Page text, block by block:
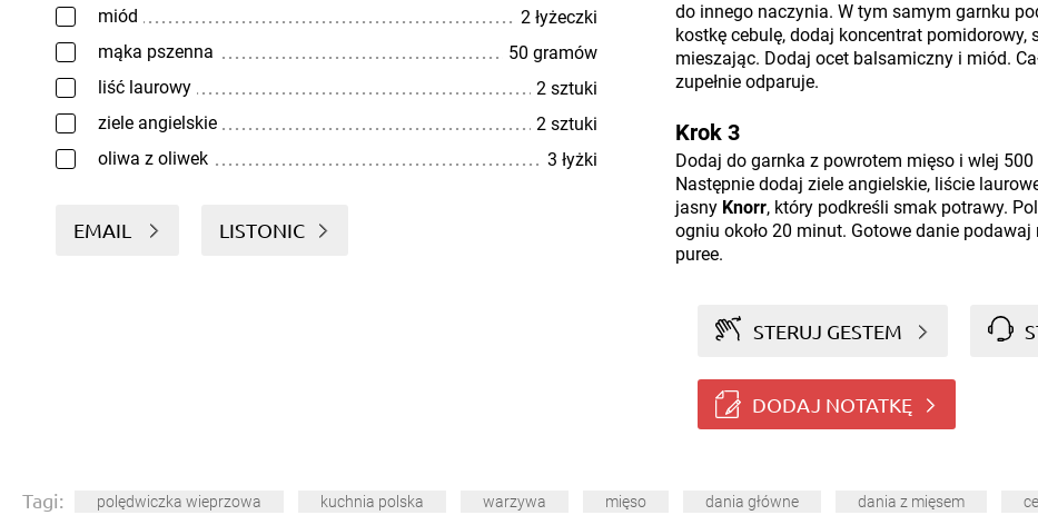
miód
2 łyżeczki
mąka pszenna
50 gramów
liść laurowy
2 sztuki
ziele angielskie
2 sztuki
oliwa z oliwek
3 łyżki
EMAIL LISTONIC
do innego naczynia. W tym samym garnku
kostkę cebulę, dodaj koncentrat pomidorowy,
mieszając. Dodaj ocet balsamiczny i miód.
zupełnie odparuje.
Krok 3
Dodaj do garnka z powrotem mięso i wlej
Następnie dodaj ziele angielskie, liście
jasny Knorr, który podkreśli smak potrawy.
ogniu około 20 minut. Gotowe danie
puree.
STERUJ GESTEM
DODAJ NOTATKĘ
Tagi: polędwiczka wieprzowa kuchnia polska warzywa mięso dania główne dania z mięsem